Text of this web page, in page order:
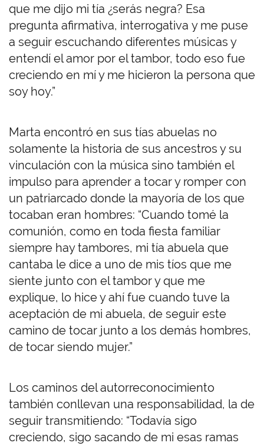
que me dijo mi tía ¿serás negra? Esa
pregunta afirmativa, interrogativa y me puse
a seguir escuchando diferentes músicas y
entendí el amor por el tambor, todo eso fue
creciendo en mí y me hicieron la persona que
soy hoy.”
Marta encontró en sus tías abuelas no
solamente la historia de sus ancestros y su
vinculación con la música sino también el
impulso para aprender a tocar y romper con
un patriarcado donde la mayoría de los que
tocaban eran hombres: “Cuando tomé la
comunión, como en toda fiesta familiar
siempre hay tambores, mi tía abuela que
cantaba le dice a uno de mis tíos que me
siente junto con el tambor y que me
explique, lo hice y ahí fue cuando tuve la
aceptación de mi abuela, de seguir este
camino de tocar junto a los demás hombres,
de tocar siendo mujer.”
Los caminos del autorreconocimiento
también conllevan una responsabilidad, la de
seguir transmitiendo: “Todavía sigo
creciendo, sigo sacando de mi esas ramas